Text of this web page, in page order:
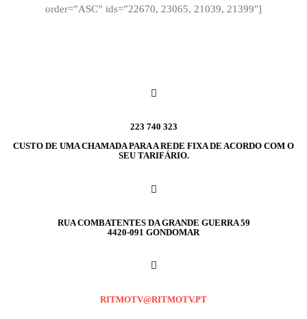
order=”ASC” ids=”22670, 23065, 21039, 21399″]
223 740 323
CUSTO DE UMA CHAMADA PARA A REDE FIXA DE ACORDO COM O
SEU TARIFÁRIO.
RUA COMBATENTES DA GRANDE GUERRA 59
4420-091 GONDOMAR
RITMOTV@RITMOTV.PT